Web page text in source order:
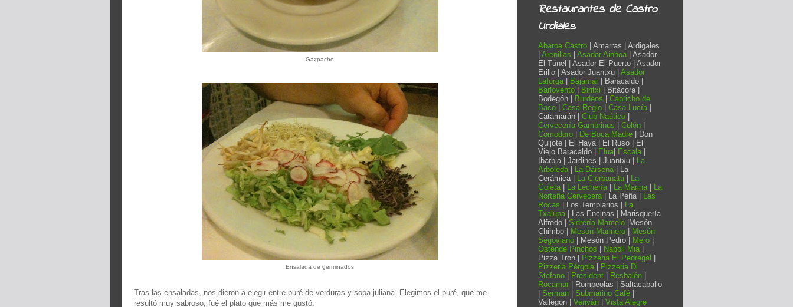
Gazpacho
Ensalada de germinados
Tras las ensaladas, nos dieron a elegir entre puré de verduras y sopa juliana. Elegimos el puré, que me
resultó muy sabroso, fué el plato que más me gustó.
Restaurantes de Castro
Urdiales
Abaroa Castro | Amarras | Ardigales
Arenillas Asador Ainhoa | Asador
El Túnel | Asador El Puerto | Asador
Erillo | Asador Juantxu |
Asador
Laforga
Bajamar
| Baracaldo |
Barlovento
Biritxi
| Bitácora |
Bodegón |
Burdeos
Capricho de
Baco
Casa Regio Casa Lucía
Catamarán | Club Naútico
Cervecería Gambrinus
Colón
Comodoro
De Boca Madre | Don
Quijote | El Haya | El Ruso | El
Viejo Baracaldo |
Elua Escala
Ibarbia | Jardines | Juantxu |
La
Arboleda
La Dársena | La
Cerámica |
La Cierbanata
La
Goleta
La Lechería La Marina
La
Norteña Cervecera | La Peña |
Las
Rocas | Los Templarios |
La
Txalupa | Las Encinas | Marisquería
Alfredo | Sidrería Marcelo |Mesón
Chimbo |
Mesón Marinero
Mesón
Segoviano | Mesón Pedro | Mero
Ostende Pinchos
Napoli Mia
Pizza Tron |
Pizzeria El Pedregal
Pizzeria Pérgola
Pizzeria Di
Stefano
President Resbalón
Rocamar
| Rompeolas | Saltacaballo
Serman Submarino Café
Vallegón | Veriván Vista Alegre